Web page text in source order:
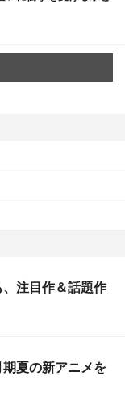
注目作＆話題作
期夏の新アニメを